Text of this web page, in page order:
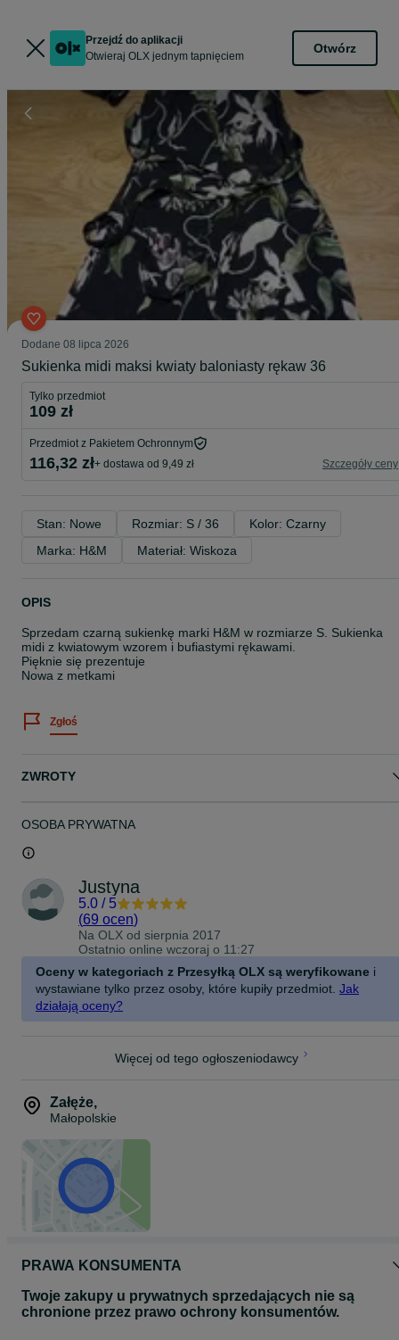
Przejdź do aplikacji
Otwieraj OLX jednym tapnięciem
Otwórz
Dodane 08 lipca 2026
Sukienka midi maksi kwiaty baloniasty rękaw 36
Tylko przedmiot
109 zł
Przedmiot z Pakietem Ochronnym
116,32 zł+ dostawa od 9,49 zł Szczegóły ceny
Stan: Nowe Rozmiar: S / 36
Kolor: Czarny
Marka: H&M
Materiał: Wiskoza
OPIS
Sprzedam czarną sukienkę marki H&M w rozmiarze S. Sukienka
midi z kwiatowym wzorem i bufiastymi rękawami.
Pięknie się prezentuje
Nowa z metkami
Zgłoś
ZWROTY
OSOBA PRYWATNA
Justyna
5.0 / 5
(69 ocen)
Na OLX od sierpnia 2017
Ostatnio online wczoraj o 11:27
Oceny w kategoriach z Przesyłką OLX są weryfikowane i
wystawiane tylko przez osoby, które kupiły przedmiot. Jak
działają oceny?
Więcej od tego ogłoszeniodawcy
Załęże,
Małopolskie
PRAWA KONSUMENTA
Twoje zakupy u prywatnych sprzedających nie są
chronione przez prawo ochrony konsumentów.